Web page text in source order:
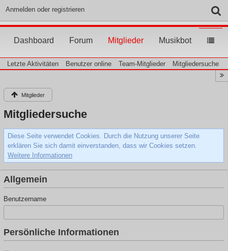
Anmelden oder registrieren
Dashboard Forum Mitglieder Musikbot
Letzte Aktivitäten Benutzer online Team-Mitglieder Mitgliedersuche
Mitglieder
Mitgliedersuche
Diese Seite verwendet Cookies. Durch die Nutzung unserer Seite
erklären Sie sich damit einverstanden, dass wir Cookies setzen.
Weitere Informationen
Allgemein
Benutzername
Persönliche Informationen